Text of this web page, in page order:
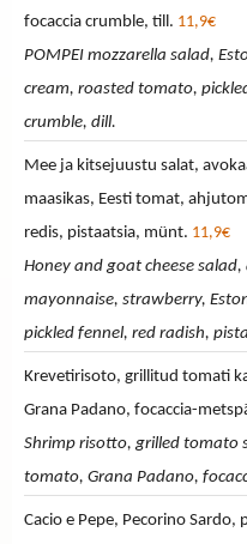
focaccia crumble, till. 11,9€
POMPEI mozzarella salad,
cream, roasted tomato,
crumble, dill.
Mee ja kitsejuustu salat,
maasikas, Eesti tomat,
redis, pistaatsia, münt. 11,9€
Honey and goat cheese
mayonnaise, strawberry,
pickled fennel, red radish,
Krevetirisoto, grillitud tomati
Grana Padano, focaccia-
Shrimp risotto, grilled tomato
tomato, Grana Padano,
Cacio e Pepe, Pecorino